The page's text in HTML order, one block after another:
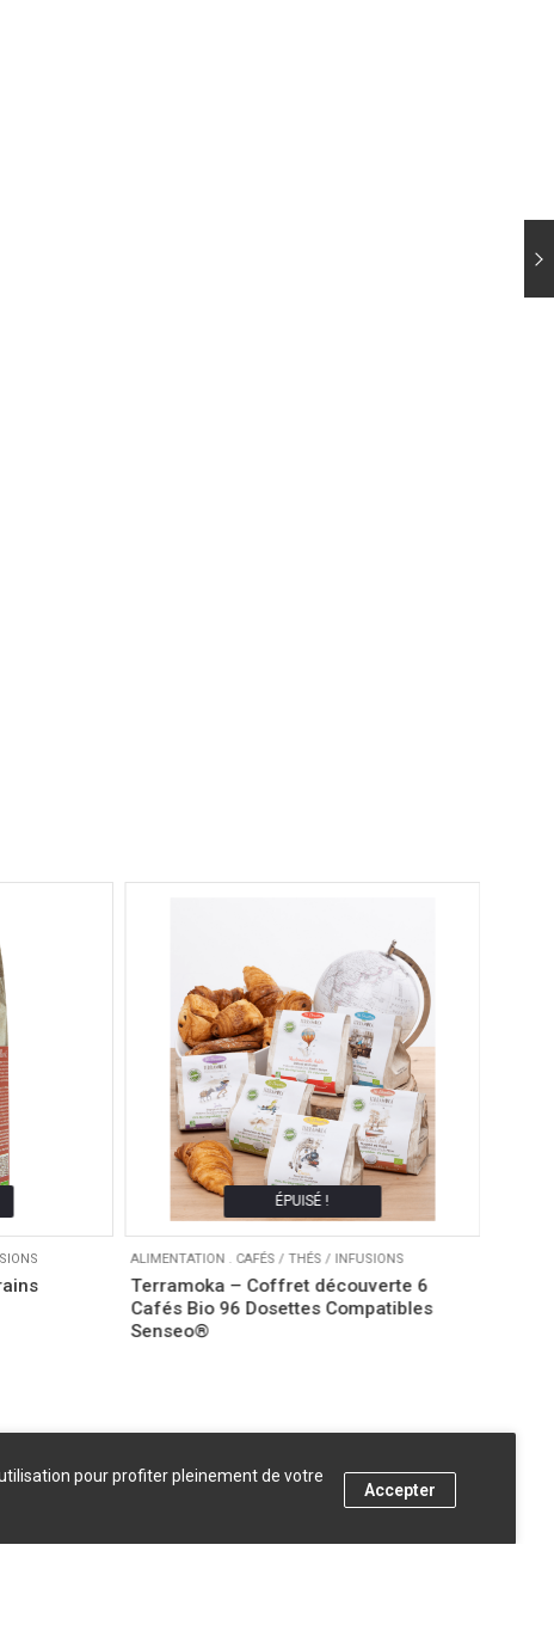
ÉPUISÉ !
ALIMENTATION . CAFÉS / THÉS / INFUSIONS
Terramoka – Coffret découverte 6
Cafés Bio 96 Dosettes Compatibles
Senseo®
pour profiter pleinement de votre
Accepter